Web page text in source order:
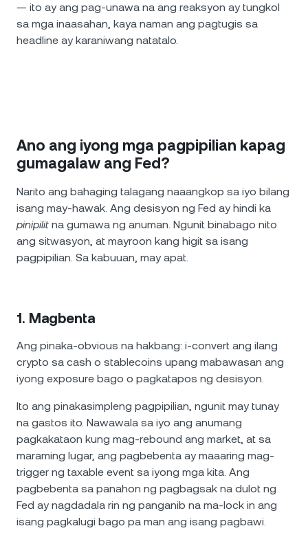
— ito ay ang pag-unawa na ang reaksyon ay tungkol
sa mga inaasahan, kaya naman ang pagtugis sa
headline ay karaniwang natatalo.
Ano ang iyong mga pagpipilian kapag
gumagalaw ang Fed?
Narito ang bahaging talagang naaangkop sa iyo bilang
isang may-hawak. Ang desisyon ng Fed ay hindi ka
pinipilit na gumawa ng anuman. Ngunit binabago nito
ang sitwasyon, at mayroon kang higit sa isang
pagpipilian. Sa kabuuan, may apat.
1. Magbenta
Ang pinaka-obvious na hakbang: i-convert ang ilang
crypto sa cash o stablecoins upang mabawasan ang
iyong exposure bago o pagkatapos ng desisyon.
Ito ang pinakasimpleng pagpipilian, ngunit may tunay
na gastos ito. Nawawala sa iyo ang anumang
pagkakataon kung mag-rebound ang market, at sa
maraming lugar, ang pagbebenta ay maaaring mag-
trigger ng taxable event sa iyong mga kita. Ang
pagbebenta sa panahon ng pagbagsak na dulot ng
Fed ay nagdadala rin ng panganib na ma-lock in ang
isang pagkalugi bago pa man ang isang pagbawi.